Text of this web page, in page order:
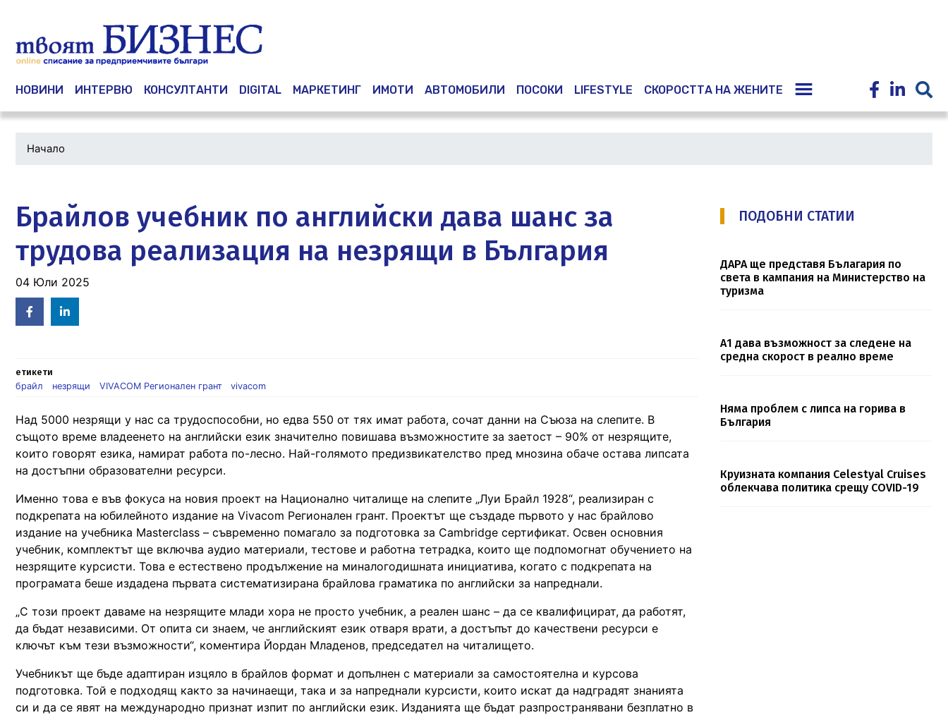
Main navigation
НОВИНИ ИНТЕРВЮ КОНСУЛТАНТИ DIGITAL МАРКЕТИНГ ИМОТИ АВТОМОБИЛИ ПОСОКИ LIFESTYLE СКОРОСТТА НА ЖЕНИТЕ
Начало
Брайлов учебник по английски дава шанс за
трудова реализация на незрящи в България
04 Юли 2025
Facebook
in
етикети
брайл
незрящи VIVACOM Регионален грант vivacom
Над 5000 незрящи у нас са трудоспособни, но едва 550 от тях имат работа, сочат данни на Съюза на слепите. В
същото време владеенето на английски език значително повишава възможностите за заетост – 90% от незрящите,
които говорят езика, намират работа по-лесно. Най-голямото предизвикателство пред мнозина обаче остава липсата
на достъпни образователни ресурси.
Именно това е във фокуса на новия проект на Национално читалище на слепите „Луи Брайл 1928“, реализиран с
подкрепата на юбилейното издание на Vivacom Регионален грант. Проектът ще създаде първото у нас брайлово
издание на учебника Masterclass – съвременно помагало за подготовка за Cambridge сертификат. Освен основния
учебник, комплектът ще включва аудио материали, тестове и работна тетрадка, които ще подпомогнат обучението на
незрящите курсисти. Това е естествено продължение на миналогодишната инициатива, когато с подкрепата на
програмата беше издадена първата систематизирана брайлова граматика по английски за напреднали.
„С този проект даваме на незрящите млади хора не просто учебник, а реален шанс – да се квалифицират, да работят,
да бъдат независими. От опита си знаем, че английският език отваря врати, а достъпът до качествени ресурси е
ключът към тези възможности“, коментира Йордан Младенов, председател на читалището.
Учебникът ще бъде адаптиран изцяло в брайлов формат и допълнен с материали за самостоятелна и курсова
подготовка. Той е подходящ както за начинаещи, така и за напреднали курсисти, които искат да надградят знанията
си и да се явят на международно признат изпит по английски език. Изданията ще бъдат разпространявани безплатно в
ПОДОБНИ СТАТИИ
ДАРА ще представя Бълагария по
света в кампания на Министерство на
туризма
А1 дава възможност за следене на
средна скорост в реално време
Няма проблем с липса на горива в
България
Круизната компания Celestyal Cruises
облекчава политика срещу COVID-19